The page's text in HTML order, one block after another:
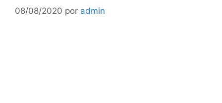
08/08/2020 por admin